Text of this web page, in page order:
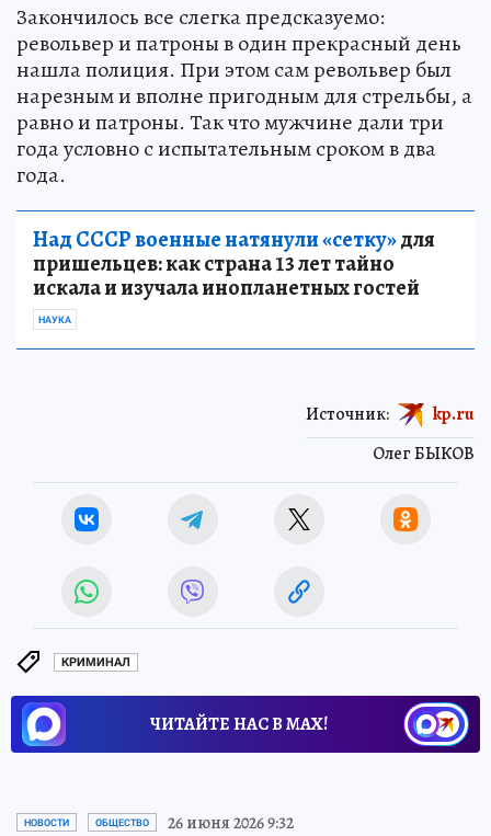
Закончилось все слегка предсказуемо:
револьвер и патроны в один прекрасный день
нашла полиция. При этом сам револьвер был
нарезным и вполне пригодным для стрельбы, а
равно и патроны. Так что мужчине дали три
года условно с испытательным сроком в два
года.
Над СССР военные натянули «сетку»для
пришельцев: как страна 13 лет тайно
искала и изучала инопланетных гостей
НАУКА
Олег БЫКОВ
Источник: kp.ru
КРИМИНАЛ
ЧИТАЙТЕ НАС В МАХ!
НОВОСТИ ОБЩЕСТВО 26 июня 2026 9:32